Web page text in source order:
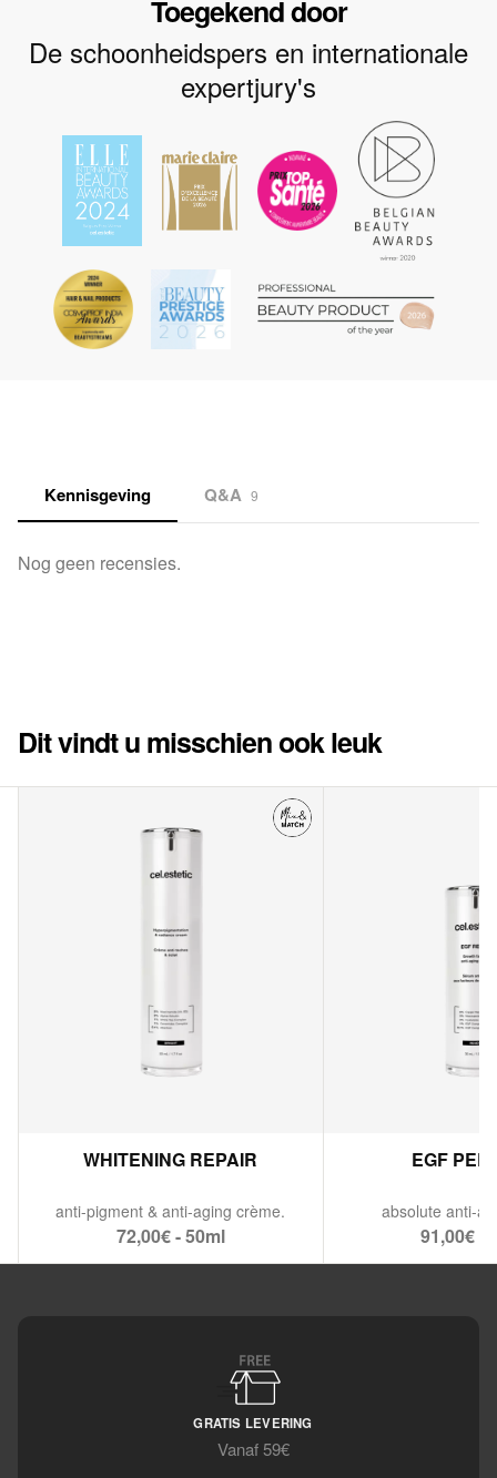
Toegekend door
De schoonheidspers en internationale
expertjury's
Kennisgeving Q&A 9
Nog geen recensies.
Dit vindt u misschien ook leuk
WHITENING REPAIR
anti-pigment & anti-aging crème.
72,00€ - 50ml
EGF
absolute anti-
91,00€ -
GRATIS LEVERING
Vanaf 59€